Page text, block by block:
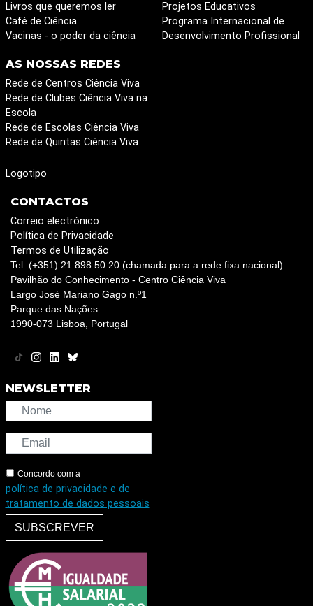
Livros que queremos ler
Café de Ciência
Vacinas - o poder da ciência
Projetos Educativos
Programa Internacional de
Desenvolvimento Profissional
AS NOSSAS REDES
Rede de Centros Ciência Viva
Rede de Clubes Ciência Viva na
Escola
Rede de Escolas Ciência Viva
Rede de Quintas Ciência Viva
Logotipo
CONTACTOS
Correio electrónico
Política de Privacidade
Termos de Utilização
Tel: (+351) 21 898 50 20 (chamada para a rede fixa nacional)
Pavilhão do Conhecimento - Centro Ciência Viva
Largo José Mariano Gago n.º1
Parque das Nações
1990-073 Lisboa, Portugal
NEWSLETTER
Concordo com a
política de privacidade e de
tratamento de dados pessoais
SUBSCREVER